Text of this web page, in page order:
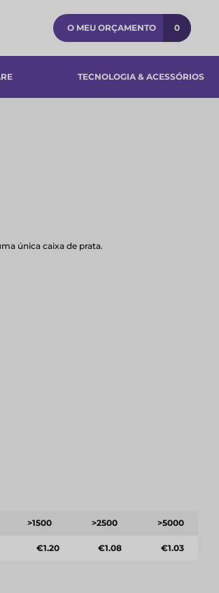
O MEU ORÇAMENTO 0
TECNOLOGIA & ACESSÓRIOS​
única caixa de prata.
>1500 >2500 >5000
€1.20 €1.08 €1.03